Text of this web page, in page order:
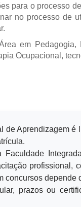
para o processo
no processo de
em Pedagogia,
Ocupacional,
de Aprendizagem
profissional,
concursos depende
prazos ou